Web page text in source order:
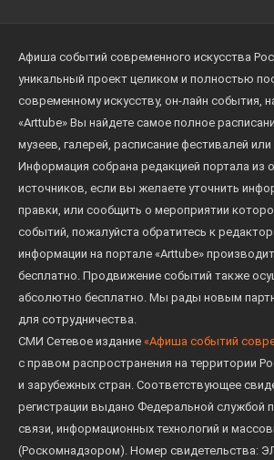
Афиша событий современного искусства
уникальный проект целиком и полностью
современному искусству, он-лайн события,
«Arttube» Вы найдете самое полное
музеев, галерей, расписание фестивалей или
Информация собрана редакцией портала из
источников, если вы желаете уточнить
правки, или сообщить о мероприятии
событий, пожалуйста обратитесь к
информации на портале «Arttube»
бесплатно. Продвижение событий также
абсолютно бесплатно. Мы рады новым
для сотрудничества.
СМИ Сетевое издание «Афиша событий
с правом распространения на территории
и зарубежных стран. Соответствующее
регистрации выдано Федеральной службой
связи, информационных технологий и
(Роскомнадзором). Номер свидетельства: